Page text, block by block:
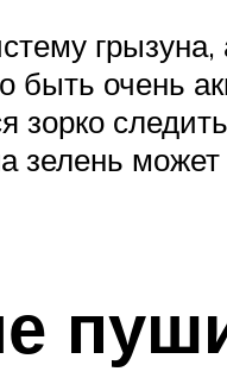
очень
зорко